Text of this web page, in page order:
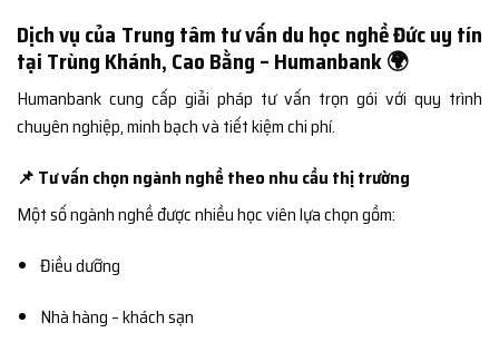
Dịch vụ của Trung tâm tư vấn du học nghề Đức uy tín
tại Trùng Khánh, Cao Bằng – Humanbank 🌍
Humanbank cung cấp giải pháp tư vấn trọn gói với quy trình
chuyên nghiệp, minh bạch và tiết kiệm chi phí.
📌 Tư vấn chọn ngành nghề theo nhu cầu thị trường
Một số ngành nghề được nhiều học viên lựa chọn gồm:
Điều dưỡng
Nhà hàng – khách sạn